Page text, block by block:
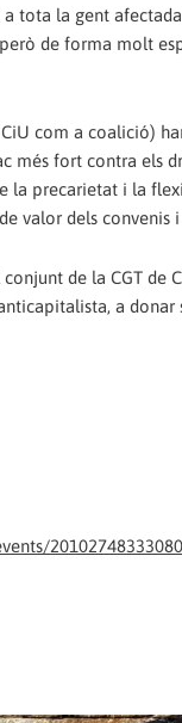
tota la gent
de forma molt
CiU com a coalició)
més fort contra els
la precarietat i la
valor dels
de la CGT de
a